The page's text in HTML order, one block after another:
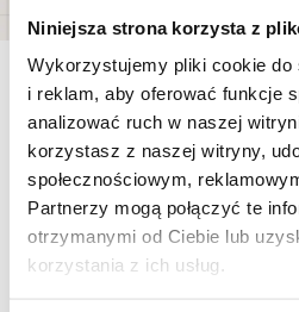
Niniejsza strona korzysta z
Wykorzystujemy pliki cookie do
i reklam, aby oferować funkcje
analizować ruch w naszej
korzystasz z naszej witryny,
społecznościowym,
Partnerzy mogą połączyć te
otrzymanymi od Ciebie lub
korzystania z ich usług.
Polecane